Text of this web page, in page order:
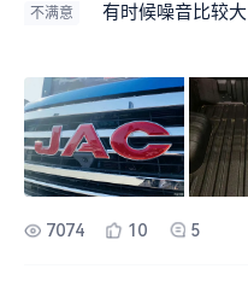
不满意 有时候噪音比较大
7074 10 5